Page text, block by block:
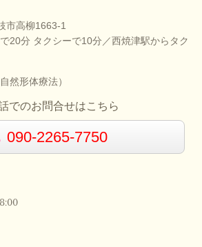
市高柳1663-1
20分 タクシーで10分／西焼津駅からタク
然形体療法）
でのお問合せはこちら
090-2265-7750